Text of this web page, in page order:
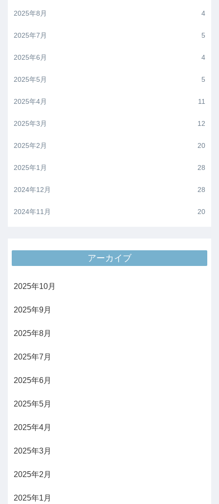
2025年8月 4
2025年7月 5
2025年6月 4
2025年5月 5
2025年4月 11
2025年3月 12
2025年2月 20
2025年1月 28
2024年12月 28
2024年11月 20
アーカイブ
2025年10月
2025年9月
2025年8月
2025年7月
2025年6月
2025年5月
2025年4月
2025年3月
2025年2月
2025年1月